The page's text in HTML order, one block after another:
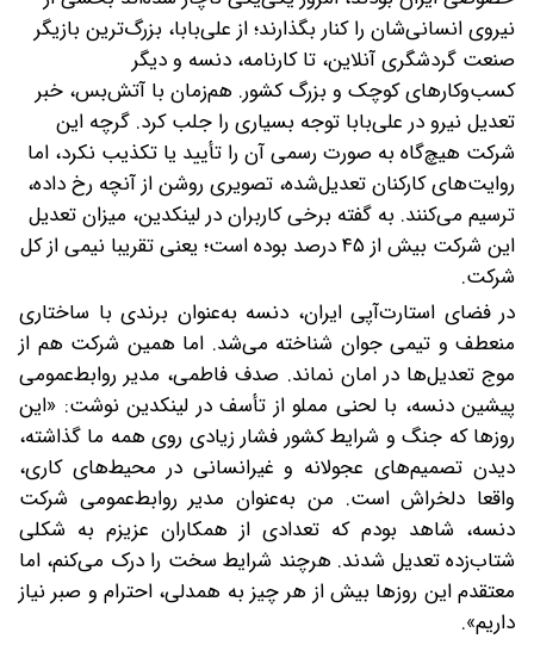
نیروی انسانی‌شان را کنار بگذارند؛ از علی‌بابا، بزرگ‌ترین بازیگر
صنعت گردشگری آنلاین، تا کارنامه، دنسه و دیگر
کسب‌وکارهای کوچک و بزرگ کشور. ‌هم‌زمان با آتش‌بس، خبر
تعدیل نیرو در علی‌بابا توجه بسیاری را جلب کرد. گرچه این
شرکت هیچ‌گاه به‌ صورت رسمی آن را تأیید یا تکذیب نکرد، اما
روایت‌های کارکنان تعدیل‌شده، تصویری روشن از آنچه رخ داده،
ترسیم می‌کنند. ‌به‌ گفته برخی کاربران در لینکدین، میزان تعدیل
این شرکت بیش از ۴۵ درصد بوده است؛ یعنی تقریبا نیمی از کل
شرکت.
‌در فضای استارت‌آپی ایران، دنسه به‌عنوان برندی با ساختاری
منعطف و تیمی جوان شناخته می‌شد. اما همین شرکت هم از
موج تعدیل‌ها در امان نماند. صدف فاطمی، مدیر روابط‌عمومی
پیشین دنسه، با لحنی مملو از تأسف در لینکدین نوشت: «این
روزها که جنگ و شرایط کشور فشار زیادی روی همه ما گذاشته،
دیدن تصمیم‌های عجولانه و غیرانسانی در محیط‌های کاری،
واقعا دلخراش است. من به‌عنوان مدیر روابط‌عمومی شرکت
دنسه، شاهد بودم که تعدادی از همکاران عزیزم به‌ شکلی
شتاب‌زده تعدیل شدند. هرچند شرایط سخت را درک می‌کنم، اما
معتقدم این روزها بیش از هر چیز به همدلی، احترام و صبر نیاز
داریم».